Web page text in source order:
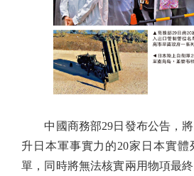
中國商務部29日發布公告，將
升日本軍事實力的20家日本實體
單，同時將無法核實兩用物項最